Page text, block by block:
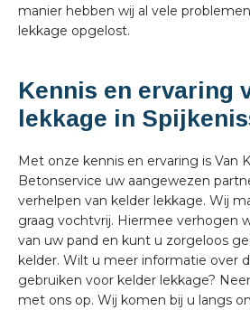
manier hebben wij al vele
lekkage opgelost.
Kennis en ervaring
lekkage in
Met onze kennis en ervaring is Van
Betonservice uw aangewezen
verhelpen van kelder lekkage. Wij
graag vochtvrij. Hiermee verhogen
van uw pand en kunt u zorgeloos
kelder. Wilt u meer informatie over
gebruiken voor kelder lekkage?
met ons op. Wij komen bij u langs